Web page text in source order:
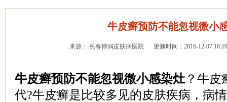
牛皮癣预防不能忽视微小
来源： 长春博润皮肤病医院 更新时间：2016-12-07
牛皮癣预防不能忽视微小感染灶 ？牛皮
代?牛皮癣是比较多见的皮肤疾病，病